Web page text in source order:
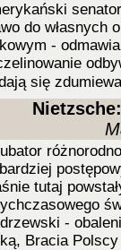
do własnych
-
się
tutaj
-
Bracia